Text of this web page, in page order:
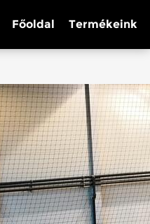
Főoldal Termékeink